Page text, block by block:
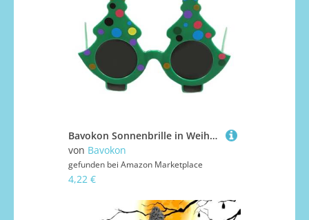
Bavokon Sonnenbrille in Weihnachtsbaumform,Weihnachtsbaum-Sonnenbrille | Feier-Brillen | Kostümzubehör, Anziehzubehör, neuartige Brillen für Weihnachtsfeiern, Cosplay
von Bavokon
gefunden bei Amazon Marketplace
4,22 €